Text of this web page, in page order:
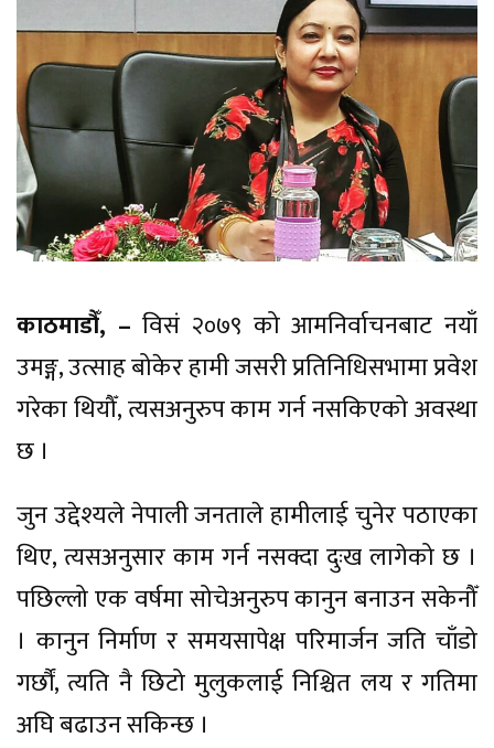
काठमाडौँ, – विसं २०७९ को आमनिर्वाचनबाट नयाँ
उमङ्ग, उत्साह बोकेर हामी जसरी प्रतिनिधिसभामा प्रवेश
गरेका थियौँ, त्यसअनुरुप काम गर्न नसकिएको अवस्था
छ ।
जुन उद्देश्यले नेपाली जनताले हामीलाई चुनेर पठाएका
थिए, त्यसअनुसार काम गर्न नसक्दा दुःख लागेको छ ।
पछिल्लो एक वर्षमा सोचेअनुरुप कानुन बनाउन सकेनौँ
। कानुन निर्माण र समयसापेक्ष परिमार्जन जति चाँडो
गर्छौं, त्यति नै छिटो मुलुकलाई निश्चित लय र गतिमा
अघि बढाउन सकिन्छ ।